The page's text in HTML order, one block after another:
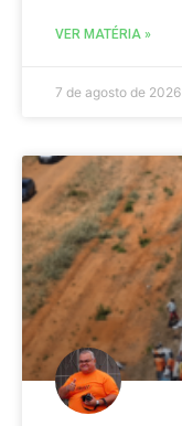
VER MATÉRIA »
7 de agosto de 2026